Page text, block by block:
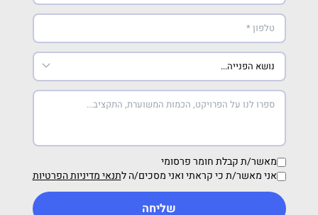
מאשר/ת קבלת חומר פרסומי
אני מאשר/ת כי קראתי ואני מסכים/ה לתנאי מדיניות הפרטיות
שליחה